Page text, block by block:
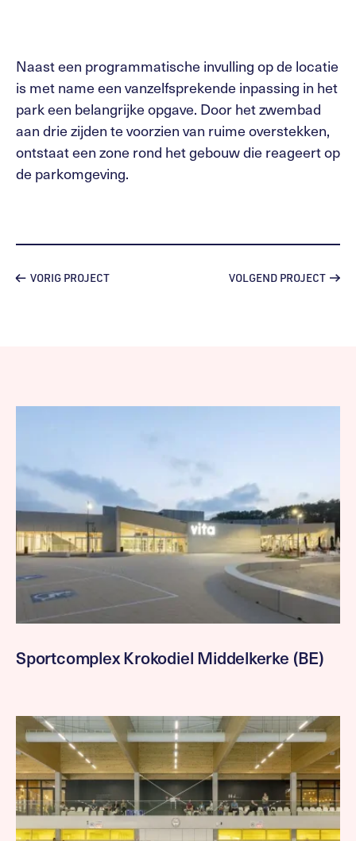
Naast een programmatische invulling op de locatie
is met name een vanzelfsprekende inpassing in het
park een belangrijke opgave. Door het zwembad
aan drie zijden te voorzien van ruime overstekken,
ontstaat een zone rond het gebouw die reageert op
de parkomgeving.
VORIG PROJECT VOLGEND PROJECT
Sportcomplex Krokodiel Middelkerke (BE)